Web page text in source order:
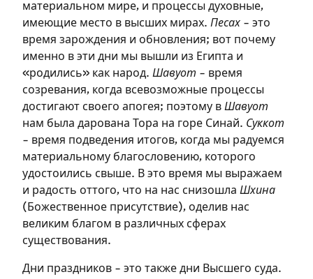
материальном мире, и процессы духовные,
имеющие место в высших мирах. Песах – это
время зарождения и обновления; вот почему
именно в эти дни мы вышли из Египта и
«родились» как народ. Шавуот – время
созревания, когда всевозможные процессы
достигают своего апогея; поэтому в Шавуот
нам была дарована Тора на горе Синай. Суккот
– время подведения итогов, когда мы радуемся
материальному благословению, которого
удостоились свыше. В это время мы выражаем
и радость оттого, что на нас снизошла Шхина
(Божественное присутствие), оделив нас
великим благом в различных сферах
существования.
Дни праздников – это также дни Высшего суда.
Зарегистрироваться
на сайте
Чтобы делать пометки на сайте,